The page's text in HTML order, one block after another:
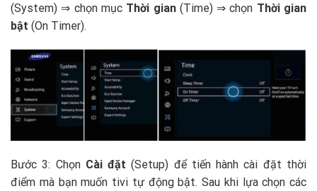
(System) ⇒ chọn mục Thời gian(Time) ⇒ chọn Thời gian
bật (On Timer).
Bước 3: Chọn Cài đặt (Setup) để tiến hành cài đặt thời
điểm mà bạn muốn tivi tự động bật. Sau khi lựa chọn các